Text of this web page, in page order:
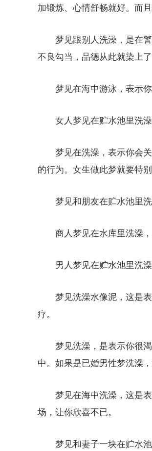
加锻炼、心情舒畅就好。而
梦见跟别人洗澡，是在
不良勾当，品德从此就染上了
梦见在海中游泳，表示
女人梦见在贮水池里洗
梦见在洗澡，表示你会
的行为。女生做此梦就要特
梦见和朋友在贮水池里
商人梦见在水库里洗澡
男人梦见在贮水池里洗
梦见洗澡水像泥，这是
疗。
梦见洗澡，是表示你很
中。如果是已婚男性梦洗澡
梦见在海中洗澡，这是
场，让你欣喜不已。
梦见和妻子一块在贮水